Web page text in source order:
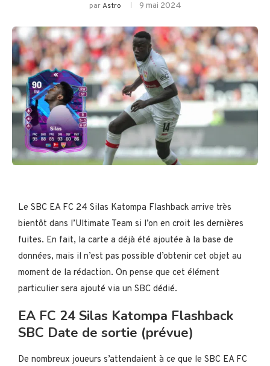
parAstro 9 mai 2024
Le SBC EA FC 24 Silas Katompa Flashback arrive très
bientôt dans l’Ultimate Team si l’on en croit les dernières
fuites. En fait, la carte a déjà été ajoutée à la base de
données, mais il n’est pas possible d’obtenir cet objet au
moment de la rédaction. On pense que cet élément
particulier sera ajouté via un SBC dédié.
EA FC 24 Silas Katompa Flashback
SBC Date de sortie (prévue)
De nombreux joueurs s’attendaient à ce que le SBC EA FC